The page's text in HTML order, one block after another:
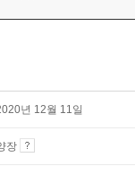
년 12월 11일
장